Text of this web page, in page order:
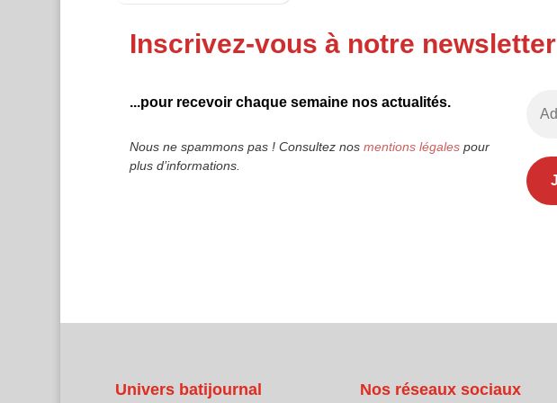
Inscrivez-vous à notre newsletter
...pour recevoir chaque semaine nos actualités.
Nous ne spammons pas ! Consultez nos mentions légalespour
plus d’informations.
Univers batijournal Nos réseaux sociaux